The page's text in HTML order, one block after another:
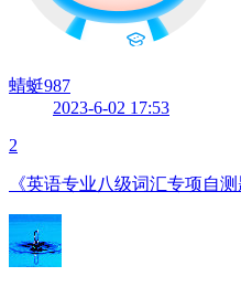
蜻蜓987
2023-6-02 17:53
2
《英语专业八级词汇专项自